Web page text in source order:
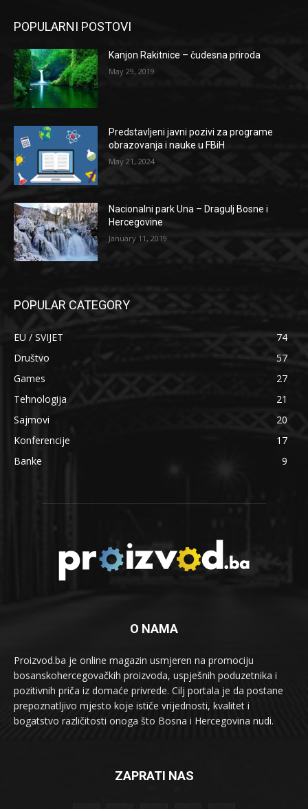
POPULARNI POSTOVI
Kanjon Rakitnice – čudesna priroda
May 29, 2019
Predstavljeni javni pozivi za programe
obrazovanja i nauke u FBiH
May 21, 2024
Nacionalni park Una – Dragulj Bosne i
Hercegovine
January 11, 2019
POPULAR CATEGORY
EU / SVIJET
74
Društvo
57
Games
27
Tehnologija
21
Sajmovi
20
Konferencije
17
Banke
9
O NAMA
Proizvod.ba je online magazin usmjeren na promociju
bosanskohercegovačkih proizvoda, uspješnih poduzetnika i
pozitivnih priča iz domaće privrede. Cilj portala je da postane
prepoznatljivo mjesto koje ističe vrijednosti, kvalitet i
bogatstvo različitosti onoga što Bosna i Hercegovina nudi.
ZAPRATI NAS